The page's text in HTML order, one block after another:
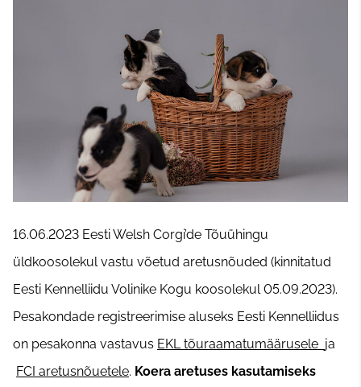
16.06.2023 Eesti Welsh Corgi’de Tõuühingu
üldkoosolekul vastu võetud aretusnõuded (kinnitatud
Eesti Kennelliidu Volinike Kogu koosolekul 05.09.2023).
Pesakondade registreerimise aluseks Eesti Kennelliidus
on pesakonna vastavus EKL tõuraamatumäärusele ja
FCI aretusnõuetele. Koera aretuses kasutamiseks